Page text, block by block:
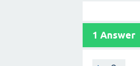
1 Answer